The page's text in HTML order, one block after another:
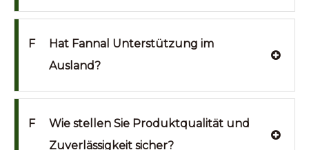
F
Hat Fannal Unterstützung im
Ausland?
F
Wie stellen Sie Produktqualität und
Zuverlässigkeit sicher?